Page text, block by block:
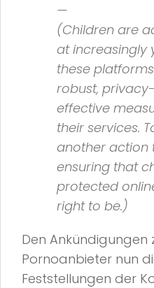
—
(Children are
at increasingly
these
robust,
effective
their services.
another action
ensuring that
protected
right to be.)
Den
Pornoanbieter nun
Feststellungen der